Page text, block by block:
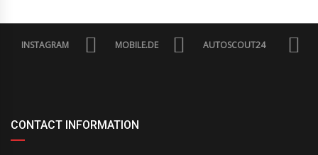
INSTAGRAM MOBILE.DE AUTOSCOUT24
CONTACT INFORMATION